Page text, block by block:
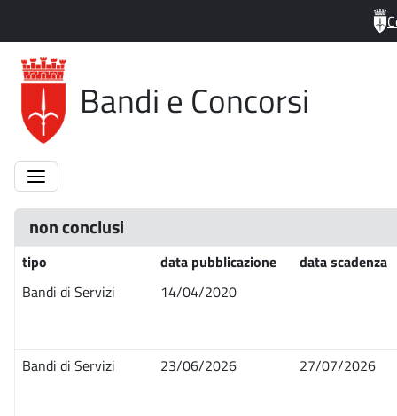
Bandi e Concorsi
non conclusi
tipo data pubblicazione
data scadenza
Bandi di Servizi
14/04/2020
Bandi di Servizi 23/06/2026 27/07/2026